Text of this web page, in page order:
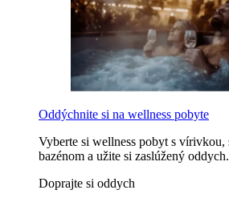
Oddýchnite si na wellness pobyte
Vyberte si wellness pobyt s vírivkou,
bazénom a užite si zaslúžený oddych.
Doprajte si oddych